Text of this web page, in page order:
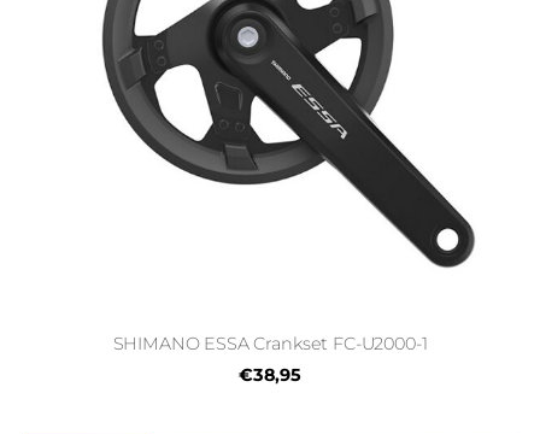
SHIMANO ESSA Crankset FC-U2000-1
€38,95